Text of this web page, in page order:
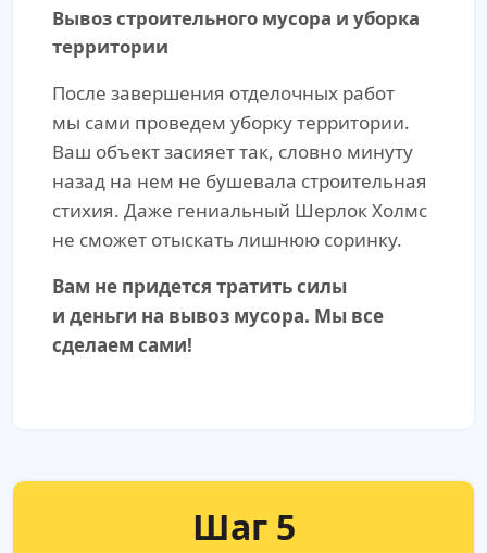
Вывоз строительного мусора и уборка
территории
После завершения отделочных работ
мы сами проведем уборку территории.
Ваш объект засияет так, словно минуту
назад на нем не бушевала строительная
стихия. Даже гениальный Шерлок Холмс
не сможет отыскать лишнюю соринку.
Вам не придется тратить силы
и деньги на вывоз мусора. Мы все
сделаем сами!
Шаг 5